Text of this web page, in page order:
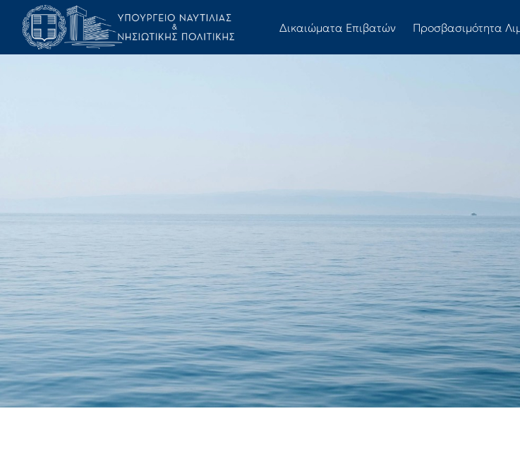
Δικαιώματα Επιβατών Προσβασιμότητα